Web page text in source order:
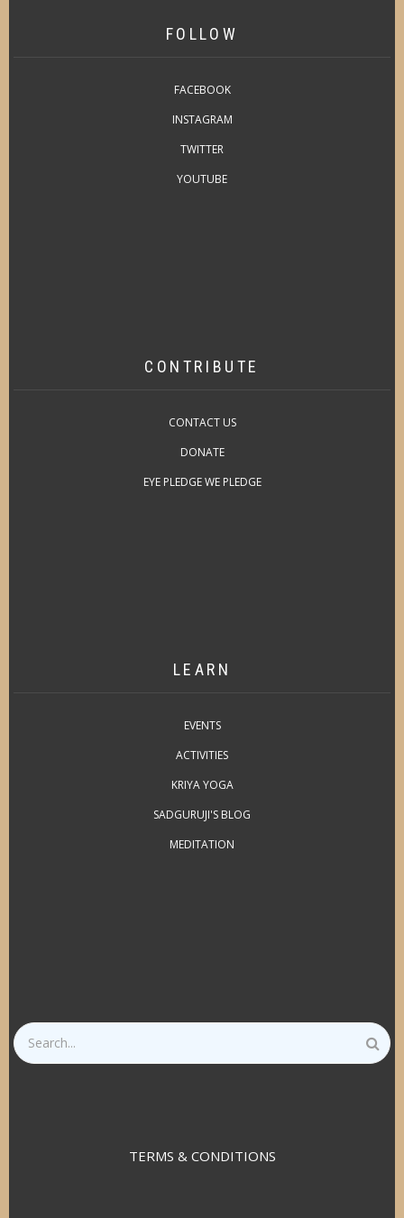
FOLLOW
FACEBOOK
INSTAGRAM
TWITTER
YOUTUBE
CONTRIBUTE
CONTACT US
DONATE
EYE PLEDGE WE PLEDGE
LEARN
EVENTS
ACTIVITIES
KRIYA YOGA
SADGURUJI'S BLOG
MEDITATION
Search
TERMS & CONDITIONS